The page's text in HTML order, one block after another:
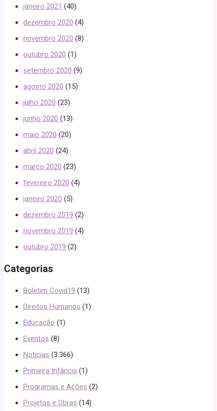
janeiro 2021 (40)
dezembro 2020 (4)
novembro 2020 (8)
outubro 2020 (1)
setembro 2020 (9)
agosto 2020 (15)
julho 2020 (23)
junho 2020 (13)
maio 2020 (20)
abril 2020 (24)
março 2020 (23)
fevereiro 2020 (4)
janeiro 2020 (5)
dezembro 2019 (2)
novembro 2019 (4)
outubro 2019 (2)
Categorias
Boletim Covid19 (13)
Direitos Humanos (1)
Educação (1)
Eventos (8)
Noticias (3.366)
Primeira Infância (1)
Programas e Ações (2)
Projetos e Obras (14)